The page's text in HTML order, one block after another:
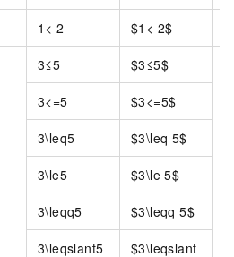
1< 2 $1< 2$
3≤5 $3≤5$
3<=5 $3<=5$
3\leq5 $3\leq 5$
3\le5 $3\le 5$
3\leqq5 $3\leqq 5$
3\leqslant5 $3\leqslant